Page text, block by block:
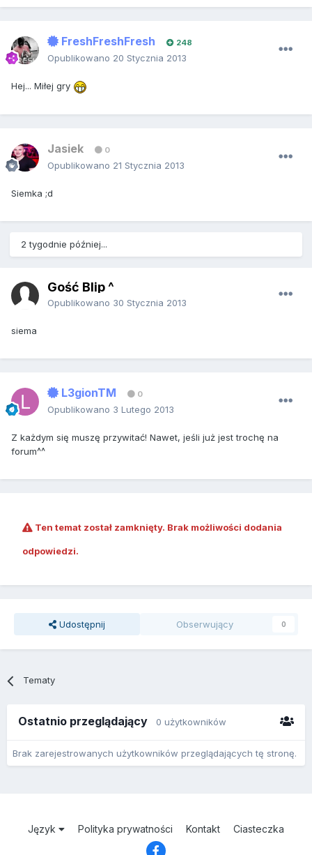
FreshFreshFresh 248
Opublikowano 20 Stycznia 2013
Hej... Miłej gry
Jasiek 0
Opublikowano 21 Stycznia 2013
Siemka ;d
2 tygodnie później...
Gość Blip ^
Opublikowano 30 Stycznia 2013
siema
L3gionTM 0
Opublikowano 3 Lutego 2013
Z każdym się muszę przywitać! Nawet, jeśli już jest trochę na
forum^^
Ten temat został zamknięty. Brak możliwości dodania
odpowiedzi.
Udostępnij Obserwujący 0
Tematy
Ostatnio przeglądający 0 użytkowników
Brak zarejestrowanych użytkowników przeglądających tę stronę.
Język Polityka prywatności Kontakt Ciasteczka